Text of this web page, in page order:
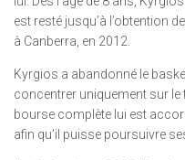
est resté jusqu’à l’obtention
à Canberra, en 2012.
Kyrgios a abandonné le
concentrer uniquement sur le
bourse complète lui est
afin qu’il puisse poursuivre